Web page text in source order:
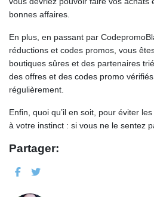
bonnes affaires.
En plus, en passant par
réductions et codes promos, vous
boutiques sûres et des partenaires
des offres et des codes promo
régulièrement.
Enfin, quoi qu’il en soit, pour éviter
à votre instinct : si vous ne le sentez
Partager: